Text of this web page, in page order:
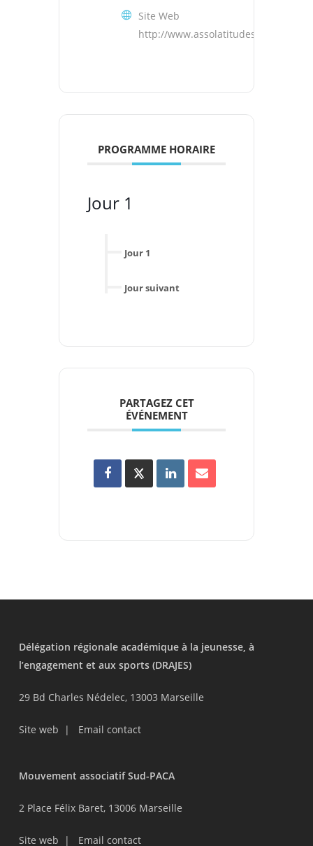
Site Web
http://www.assolatitudes.net/
PROGRAMME HORAIRE
Jour 1
Jour 1
Jour suivant
PARTAGEZ CET
ÉVÉNEMENT
Délégation régionale académique à la jeunesse, à
l’engagement et aux sports (DRAJES)
29 Bd Charles Nédelec, 13003 Marseille
Site web | Email contact
Mouvement associatif Sud-PACA
2 Place Félix Baret, 13006 Marseille
Site web | Email contact